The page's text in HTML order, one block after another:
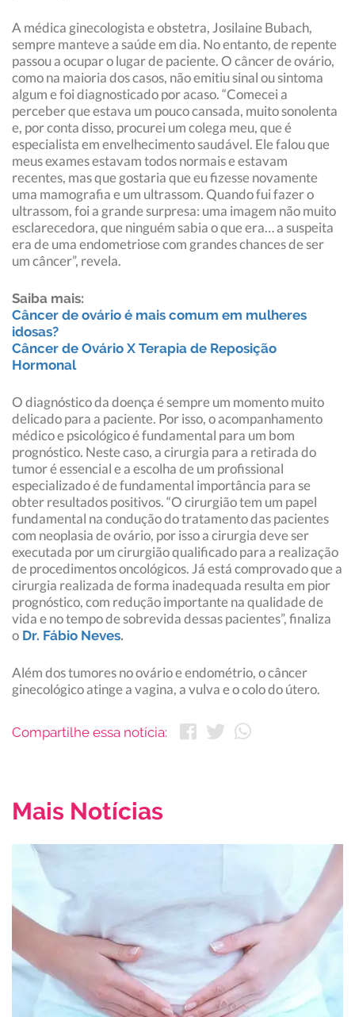
A médica ginecologista e obstetra, Josilaine Bubach,
sempre manteve a saúde em dia. No entanto, de repente
passou a ocupar o lugar de paciente. O câncer de ovário,
como na maioria dos casos, não emitiu sinal ou sintoma
algum e foi diagnosticado por acaso. “Comecei a
perceber que estava um pouco cansada, muito sonolenta
e, por conta disso, procurei um colega meu, que é
especialista em envelhecimento saudável. Ele falou que
meus exames estavam todos normais e estavam
recentes, mas que gostaria que eu fizesse novamente
uma mamografia e um ultrassom. Quando fui fazer o
ultrassom, foi a grande surpresa: uma imagem não muito
esclarecedora, que ninguém sabia o que era… a suspeita
era de uma endometriose com grandes chances de ser
um câncer”, revela.
Saiba mais:
Câncer de ovário é mais comum em mulheres
idosas?
Câncer de Ovário X Terapia de Reposição
Hormonal
O diagnóstico da doença é sempre um momento muito
delicado para a paciente. Por isso, o acompanhamento
médico e psicológico é fundamental para um bom
prognóstico. Neste caso, a cirurgia para a retirada do
tumor é essencial e a escolha de um profissional
especializado é de fundamental importância para se
obter resultados positivos. “O cirurgião tem um papel
fundamental na condução do tratamento das pacientes
com neoplasia de ovário, por isso a cirurgia deve ser
executada por um cirurgião qualificado para a realização
de procedimentos oncológicos. Já está comprovado que a
cirurgia realizada de forma inadequada resulta em pior
prognóstico, com redução importante na qualidade de
vida e no tempo de sobrevida dessas pacientes”, finaliza
o Dr. Fábio Neves.
Além dos tumores no ovário e endométrio, o câncer
ginecológico atinge a vagina, a vulva e o colo do útero.
Compartilhe essa notícia:
Mais Notícias